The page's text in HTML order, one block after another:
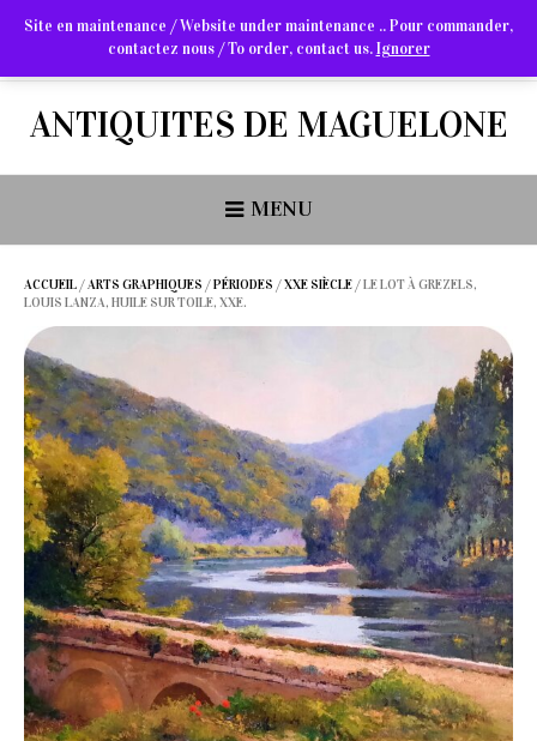
Arts Graphiques & Livres Anciens
ANTIQUITES DE MAGUELONE
MENU
ACCUEIL /ARTS GRAPHIQUES /PÉRIODES /XXE SIÈCLE / LE LOT À GREZELS,
LOUIS LANZA, HUILE SUR TOILE, XXE.
Site en maintenance / Website under maintenance .. Pour commander,
contactez nous / To order, contact us.Ignorer